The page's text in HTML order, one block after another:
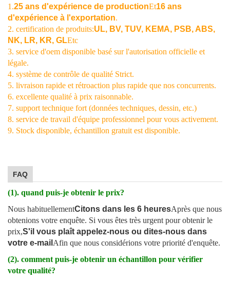
1.25 ans d'expérience de productionEt16 ans
d'expérience à l'exportation.
2. certification de produits:UL, BV, TUV, KEMA, PSB, ABS,
NK, LR, KR, GLEtc
3. service d'oem disponible basé sur l'autorisation officielle et
légale.
4. système de contrôle de qualité Strict.
5. livraison rapide et rétroaction plus rapide que nos concurrents.
6. excellente qualité à prix raisonnable.
7. support technique fort (données techniques, dessin, etc.)
8. service de travail d'équipe professionnel pour vous activement.
9. Stock disponible, échantillon gratuit est disponible.
FAQ
(1). quand puis-je obtenir le prix?
Nous habituellementCitons dans les 6 heuresAprès que nous
obtenions votre enquête. Si vous êtes très urgent pour obtenir le
prix,S'il vous plaît appelez-nous ou dites-nous dans
votre e-mail Afin que nous considérions votre priorité d'enquête.
(2). comment puis-je obtenir un échantillon pour vérifier
votre qualité?